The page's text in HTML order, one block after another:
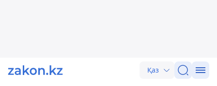
Қаз